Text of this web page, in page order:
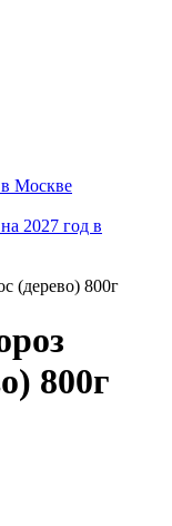
в Москве
2027 год в
(дерево) 800г
800г